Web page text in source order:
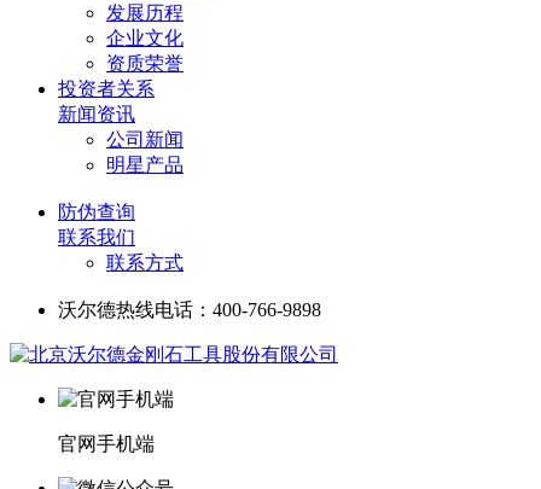
发展历程
企业文化
资质荣誉
投资者关系
新闻资讯
公司新闻
明星产品
防伪查询
联系我们
联系方式
沃尔德热线电话：400-766-9898
官网手机端